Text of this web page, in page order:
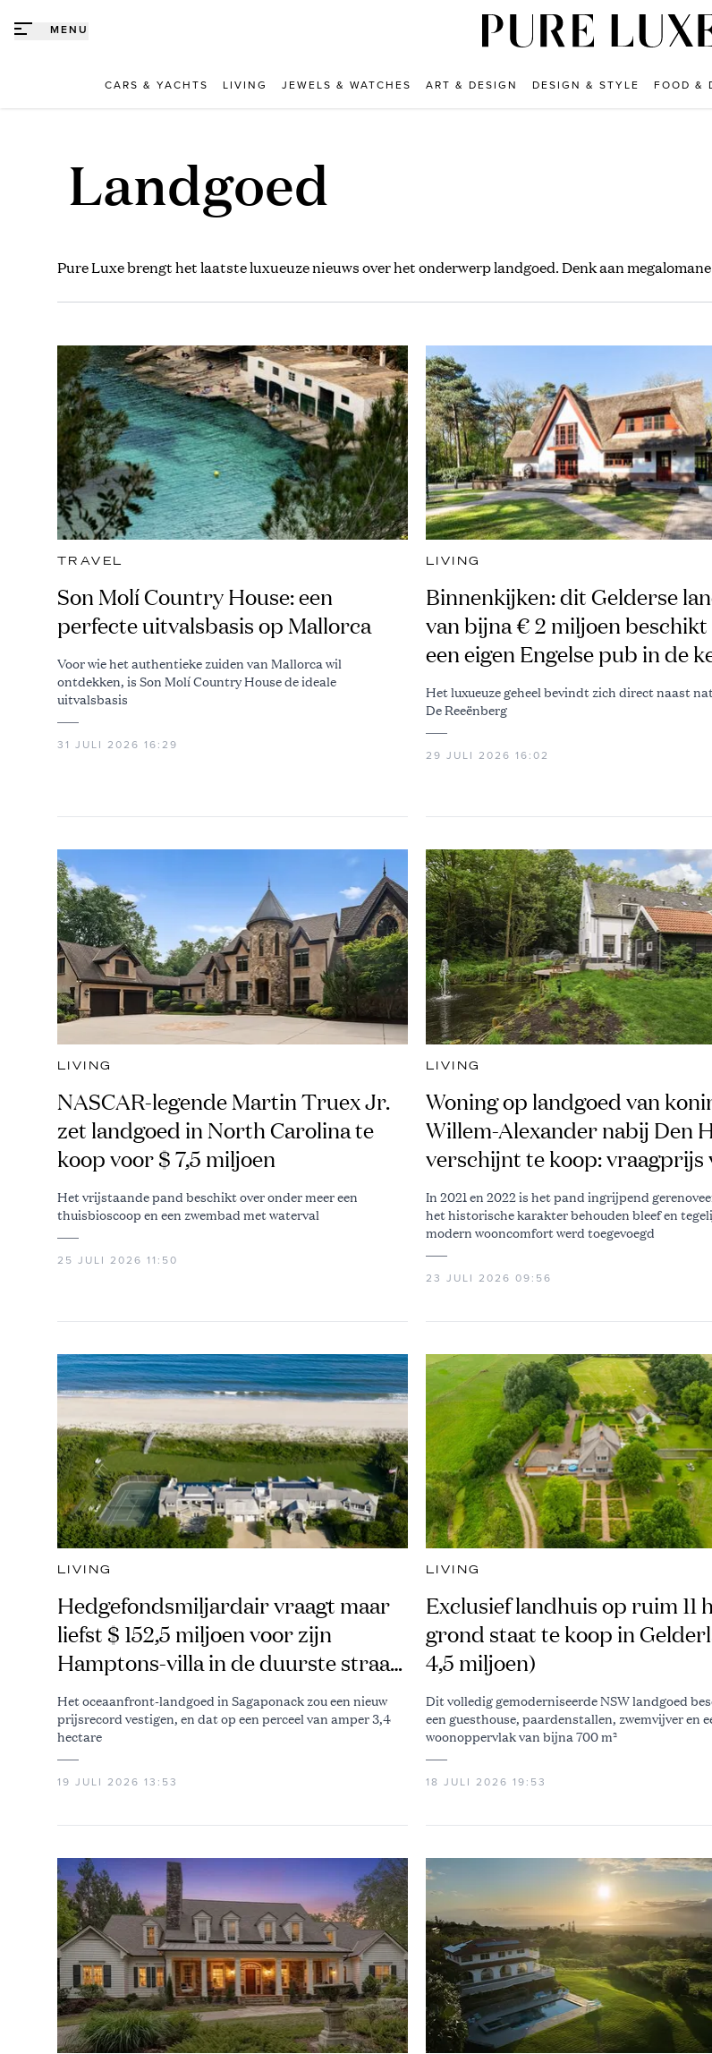
MENU
CARS & YACHTS LIVING JEWELS & WATCHES ART & DESIGN DESIGN & STYLE FOOD &
Landgoed
Pure Luxe brengt het laatste luxueuze nieuws over het onderwerp landgoed. Denk aan
TRAVEL
Son Molí Country House: een
perfecte uitvalsbasis op Mallorca
Voor wie het authentieke zuiden van Mallorca wil
ontdekken, is Son Molí Country House de ideale
uitvalsbasis
31 JULI 2026 16:29
LIVING
Binnenkijken: dit Gelderse
van bijna € 2 miljoen
een eigen Engelse pub in de
Het luxueuze geheel bevindt zich direct naast
De Reeënberg
29 JULI 2026 16:02
LIVING
NASCAR-legende Martin Truex Jr.
zet landgoed in North Carolina te
koop voor $ 7,5 miljoen
Het vrijstaande pand beschikt over onder meer een
thuisbioscoop en een zwembad met waterval
25 JULI 2026 11:50
LIVING
Woning op landgoed van
Willem-Alexander nabij Den
verschijnt te koop: vraagprijs
bijna een miljoen
In 2021 en 2022 is het pand ingrijpend
het historische karakter behouden bleef en
modern wooncomfort werd toegevoegd
23 JULI 2026 09:56
LIVING
Hedgefondsmiljardair vraagt maar
liefst $ 152,5 miljoen voor zijn
Hamptons-villa in de duurste straat
van de VS
Het oceaanfront-landgoed in Sagaponack zou een nieuw
prijsrecord vestigen, en dat op een perceel van amper 3,4
hectare
19 JULI 2026 13:53
LIVING
Exclusief landhuis op ruim 11
grond staat te koop in
4,5 miljoen)
Dit volledig gemoderniseerde NSW landgoed
een guesthouse, paardenstallen, zwemvijver en
woonoppervlak van bijna 700 m²
18 JULI 2026 19:53